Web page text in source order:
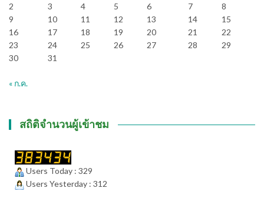
2
3 4 5 6 7
8
9
10 11 12 13 14
15
16
17 18 19 20 21
22
23
24 25 26 27 28
29
30
31
« ก.ค.
สถิติจำนวนผู้เข้าชม
Users Today : 329
Users Yesterday : 312